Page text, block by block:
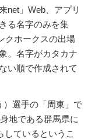
net」Web、アプリ
る名字のみを集
クホークスの出場
。名字がカタカナ
い順で作成されて
選手の「周東」で
地である群馬県に
しているというこ